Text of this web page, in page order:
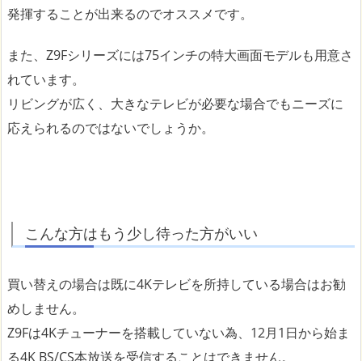
発揮することが出来るのでオススメです。
また、Z9Fシリーズには75インチの特大画面モデルも用意さ
れています。
リビングが広く、大きなテレビが必要な場合でもニーズに
応えられるのではないでしょうか。
こんな方はもう少し待った方がいい
買い替えの場合は既に4Kテレビを所持している場合はお勧
めしません。
Z9Fは4Kチューナーを搭載していない為、12月1日から始ま
る4K BS/CS本放送を受信することはできません。